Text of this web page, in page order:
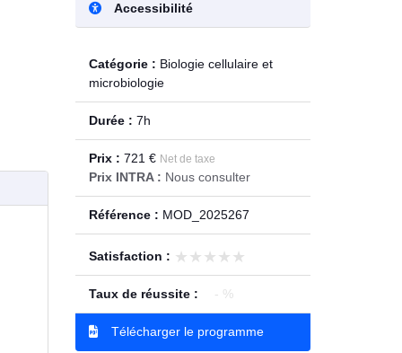
Accessibilité
Catégorie : Biologie cellulaire et
microbiologie
Durée : 7h
Prix : 721 € Net de taxe
Prix INTRA : Nous consulter
Référence : MOD_2025267
Satisfaction : ★★★★★
★★★★★
Taux de réussite : - %
Télécharger le programme